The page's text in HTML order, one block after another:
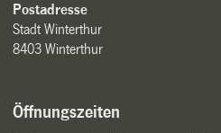
Postadresse
Stadt Winterthur
8403 Winterthur
Öffnungszeiten